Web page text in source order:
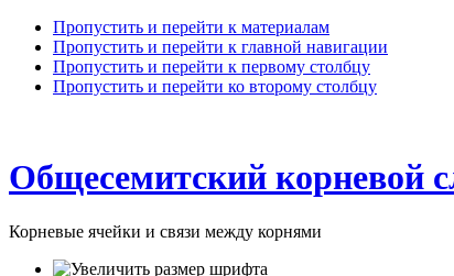
Пропустить и перейти к материалам
Пропустить и перейти к главной навигации
Пропустить и перейти к первому столбцу
Пропустить и перейти ко второму столбцу
Общесемитский корневой
Корневые ячейки и связи между корнями